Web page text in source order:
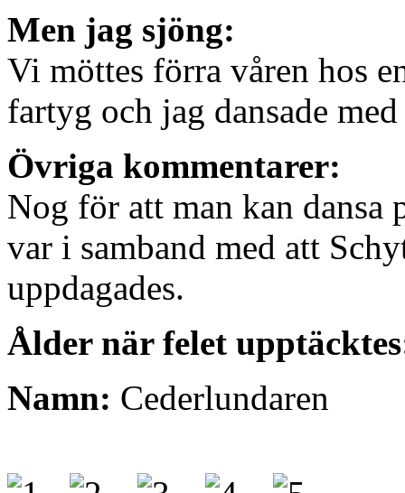
Men jag sjöng:
Vi möttes förra våren hos
fartyg och jag dansade
Övriga kommentarer:
Nog för att man kan dansa
var i samband med att
uppdagades.
Ålder när felet
Namn: Cederlundaren